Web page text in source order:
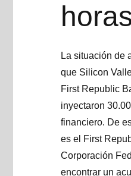
La situación de
que Silicon
First Republic
inyectaron
financiero. De
es el First
Corporación
encontrar un